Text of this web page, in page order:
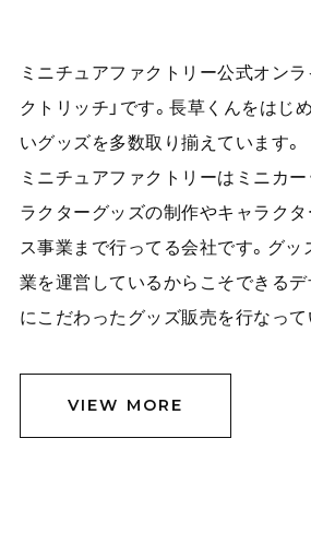
ミニチュアファクトリー公式オンラ
クトリッチ」です。長草くんをはじ
いグッズを多数取り揃えています。
ミニチュアファクトリーはミニカー
ラクターグッズの制作やキャラク
ス事業まで行ってる会社です。グ
業を運営しているからこそできるデ
にこだわったグッズ販売を行なって
VIEW MORE